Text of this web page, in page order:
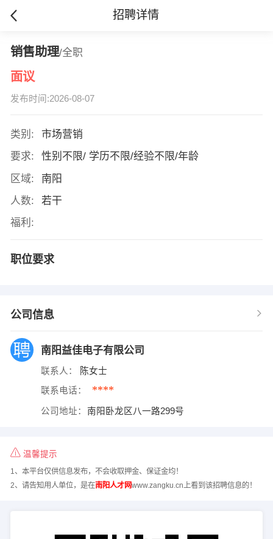
招聘详情
销售助理/全职
面议
发布时间:2026-08-07
类别:
市场营销
要求:
性别不限/ 学历不限/经验不限/年龄
区域:
南阳
人数:
若干
福利:
职位要求
公司信息
南阳益佳电子有限公司
联系人： 陈女士
联系电话： ****
公司地址： 南阳卧龙区八一路299号
温馨提示
1、本平台仅供信息发布，不会收取押金、保证金均！
2、请告知用人单位，是在南阳人才网www.zangku.cn上看到该招聘信息的！